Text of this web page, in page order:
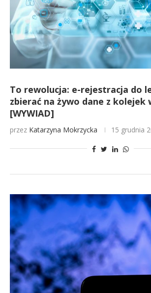
To rewolucja: e-rejestracja do
zbierać na żywo dane z kolejek
[WYWIAD]
przez Katarzyna Mokrzycka 15 grudnia